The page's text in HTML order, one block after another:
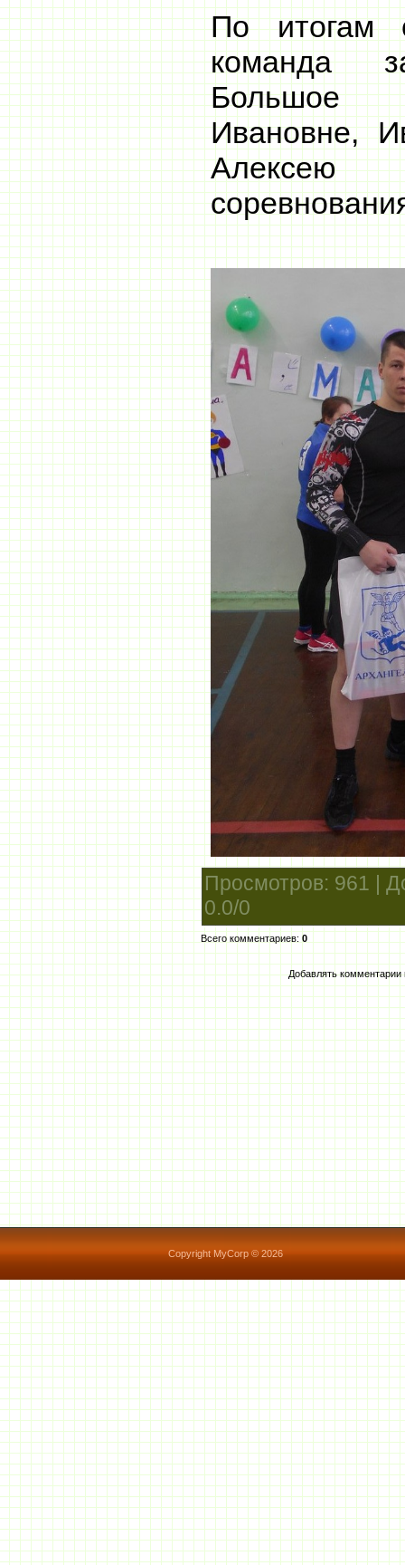
По итогам
команда
Большое
Ивановне,
Просмотров: 961 |
0.0/0
Всего комментариев: 0
Добавлять комментарии
Copyright MyCorp © 2026